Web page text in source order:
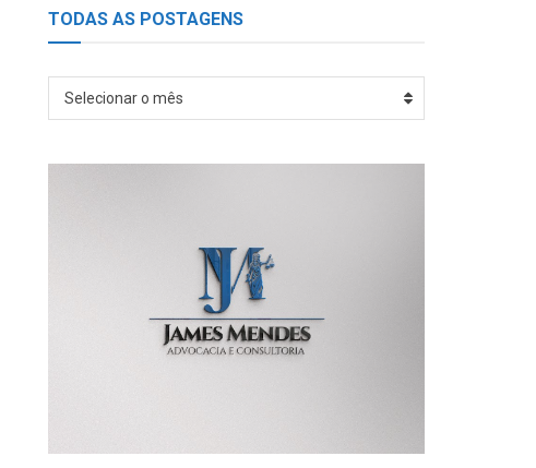
TODAS AS POSTAGENS
TODAS
Selecionar o mês